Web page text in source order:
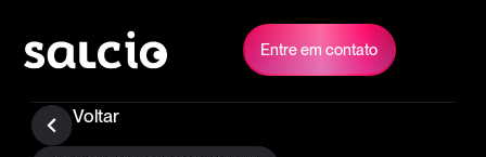
Entre em contato
Voltar